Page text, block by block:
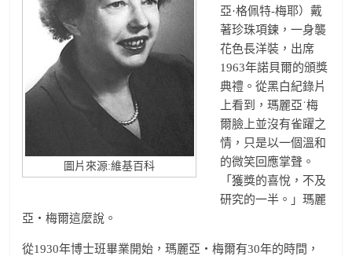
圖片來源:維基百科
亞·格佩特-梅耶）戴
著珍珠項鍊，一身襲
花色長洋裝，出席
1963年諾貝爾的頒獎
典禮。從黑白紀錄片
上看到，瑪麗亞˙梅
爾臉上並沒有雀躍之
情，只是以一個溫和
的微笑回應掌聲。
「獲獎的喜悅，不及
研究的一半。」瑪麗
亞‧梅爾這麼說。
從1930年博士班畢業開始，瑪麗亞‧梅爾有30年的時間，